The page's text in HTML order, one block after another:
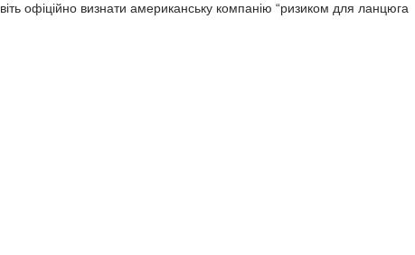
офіційно визнати американську компанію “ризиком для ланцюга